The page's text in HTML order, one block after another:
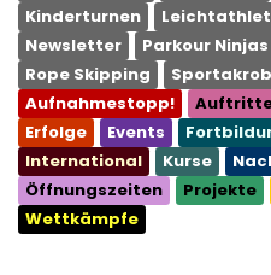
Kinderturnen
Newsletter
Parkour Ninjas
Rope Skipping
Aufnahmestopp!
Erfolge
Events
International
Kurse
Öffnungszeiten
Projekte
Wettkämpfe